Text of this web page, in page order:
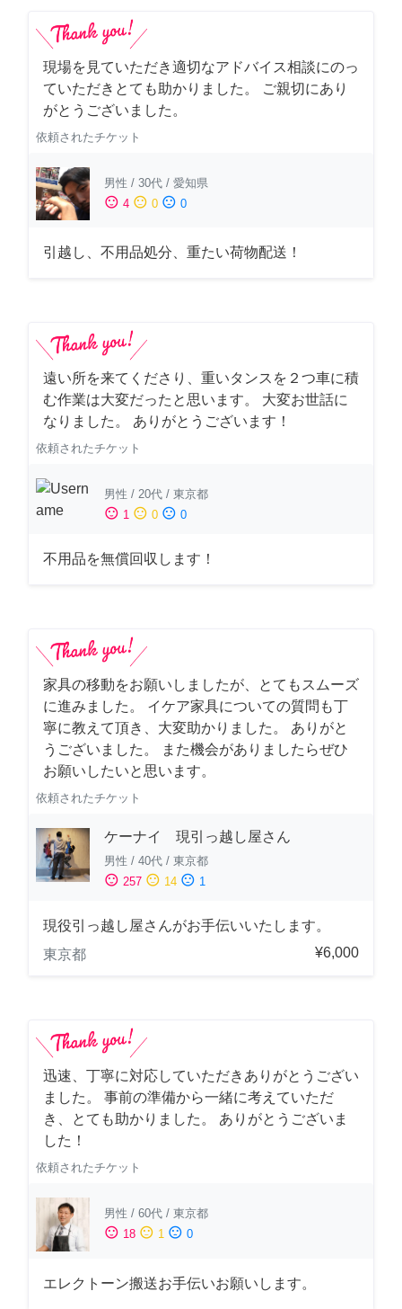
現場を見ていただき適切なアドバイス相談にのっ
ていただきとても助かりました。 ご親切にあり
がとうございました。
依頼されたチケット
男性 / 30代 / 愛知県
sentiment_satisfied 4 sentiment_neutral 0 sentiment_dissatisfied 0
引越し、不用品処分、重たい荷物配送！
遠い所を来てくださり、重いタンスを２つ車に積
む作業は大変だったと思います。 大変お世話に
なりました。 ありがとうございます！
依頼されたチケット
男性 / 20代 / 東京都
sentiment_satisfied 1 sentiment_neutral 0 sentiment_dissatisfied 0
不用品を無償回収します！
家具の移動をお願いしましたが、とてもスムーズ
に進みました。 イケア家具についての質問も丁
寧に教えて頂き、大変助かりました。 ありがと
うございました。 また機会がありましたらぜひ
お願いしたいと思います。
依頼されたチケット
ケーナイ 現引っ越し屋さん
男性 / 40代 / 東京都
sentiment_satisfied 257 sentiment_neutral 14 sentiment_dissatisfied 1
現役引っ越し屋さんがお手伝いいたします。
東京都
¥6,000
迅速、丁寧に対応していただきありがとうござい
ました。 事前の準備から一緒に考えていただ
き、とても助かりました。 ありがとうございま
した！
依頼されたチケット
男性 / 60代 / 東京都
sentiment_satisfied 18 sentiment_neutral 1 sentiment_dissatisfied 0
エレクトーン搬送お手伝いお願いします。